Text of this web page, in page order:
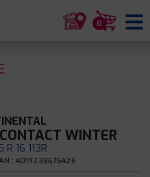
0
WINTER
16 113R
: 4019238676426